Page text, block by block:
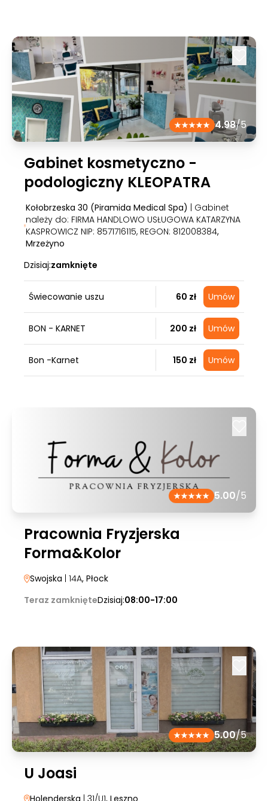
4.98/5
Gabinet kosmetyczno -
podologiczny KLEOPATRA
Kołobrzeska 30 (Piramida Medical Spa)
| Gabinet
należy do: FIRMA HANDLOWO USŁUGOWA KATARZYNA
KASPROWICZ NIP: 8571716115, REGON: 812008384,
Mrzeżyno
Dzisiaj:zamknięte
Świecowanie uszu 60 zł Umów
BON - KARNET 200 zł Umów
Bon -Karnet 150 zł Umów
5.00/5
Pracownia Fryzjerska
Forma&Kolor
Swojska | 14A, Płock
Teraz zamknięteDzisiaj:08:00-17:00
5.00/5
U Joasi
Holenderska | 31/U1, Leszno